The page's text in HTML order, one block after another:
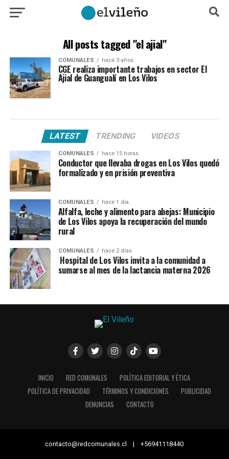
All posts tagged "el ajial"
COMUNALES hace 3 años
CGE realiza importante trabajos en sector El
Ajial de Guangualí en Los Vilos
LATEST TRENDING VIDEOS
COMUNALES hace 15 horas
Conductor que llevaba drogas en Los Vilos quedó
formalizado y en prisión preventiva
COMUNALES hace 1 día
Alfalfa, leche y alimento para abejas: Municipio
de Los Vilos apoya la recuperación del mundo
rural
COMUNALES hace 2 días
Hospital de Los Vilos invita a la comunidad a
sumarse al mes de la lactancia materna 2026
INICIO RED COMUNALES
POLÍTICA EDITORIAL Y ÉTICA
POLÍTICA DE PRIVACIDAD
TÉRMINOS Y CONDICIONES
PUBLICIDAD
DENUNCIAS
CONTACTO
contacto@redcomunales.cl | +56941118440